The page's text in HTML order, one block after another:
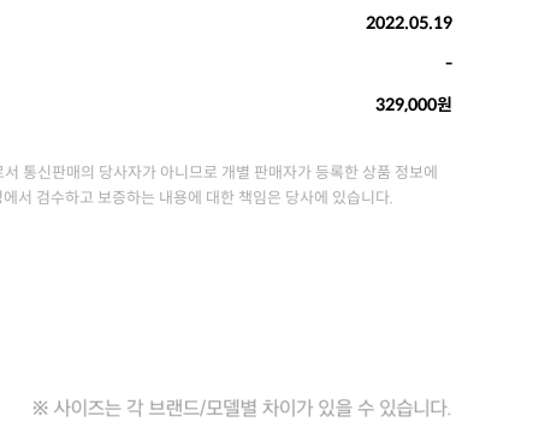
2022.05.19
-
329,000원
통신판매의 당사자가 아니므로 개별 판매자가 등록한 상품 정보에
서 검수하고 보증하는 내용에 대한 책임은 당사에 있습니다.